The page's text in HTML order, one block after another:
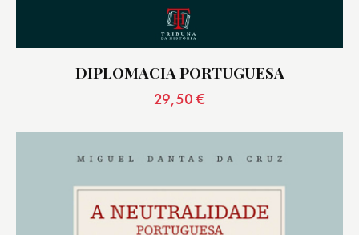
DIPLOMACIA PORTUGUESA
29,50 €